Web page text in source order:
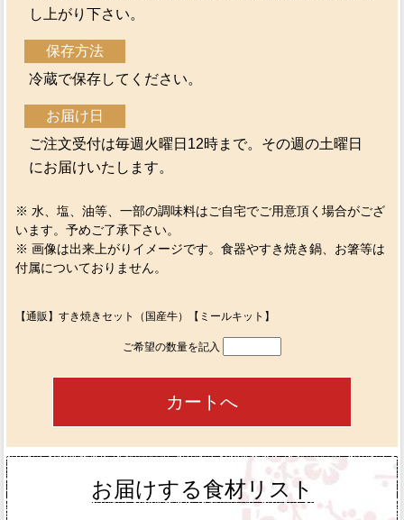
し上がり下さい。
保存方法
冷蔵で保存してください。
お届け日
ご注文受付は毎週火曜日12時まで。その週の土曜日
にお届けいたします。
※ 水、塩、油等、一部の調味料はご自宅でご用意頂く場合がござ
います。予めご了承下さい。
※ 画像は出来上がりイメージです。食器やすき焼き鍋、お箸等は
付属についておりません。
【通販】すき焼きセット（国産牛）【ミールキット】
ご希望の数量を記入
お届けする食材リスト